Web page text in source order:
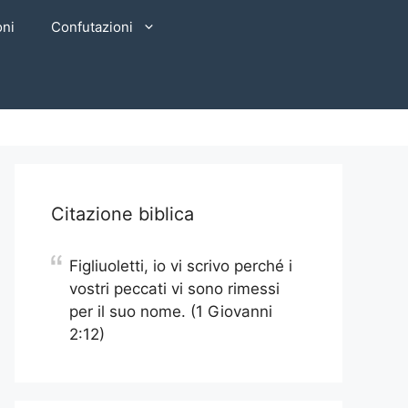
Confutazioni
Citazione biblica
Figliuoletti, io vi scrivo perché i
vostri peccati vi sono rimessi
per il suo nome. (1 Giovanni
2:12)